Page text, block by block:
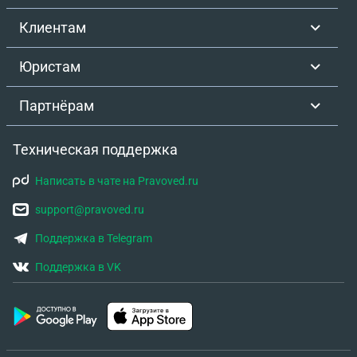
Клиентам
Юристам
Партнёрам
Техническая поддержка
Написать в чате на Pravoved.ru
support@pravoved.ru
Поддержка в Telegram
Поддержка в VK